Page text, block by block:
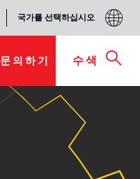
국가를 선택하십시오
문의하기 수색